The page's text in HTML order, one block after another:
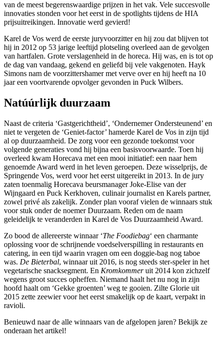
van de meest begerenswaardige prijzen in het vak. Vele succesvolle
innovaties stonden voor het eerst in de spotlights tijdens de HIA
prijsuitreikingen. Innovatie werd gevierd!
Karel de Vos werd de eerste juryvoorzitter en hij zou dat blijven tot
hij in 2012 op 53 jarige leeftijd plotseling overleed aan de gevolgen
van hartfalen. Grote verslagenheid in de horeca. Hij was, en is tot op
de dag van vandaag, gekend en geliefd bij vele vakgenoten. Hayk
Simons nam de voorzittershamer met verve over en hij heeft na 10
jaar een voortvarende opvolger gevonden in Puck Wilbers.
Natúúrlijk duurzaam
Naast de criteria ‘Gastgerichtheid’, ‘Ondernemer Ondersteunend’ en
niet te vergeten de ‘Geniet-factor’ hamerde Karel de Vos in zijn tijd
al op duurzaamheid. De zorg voor een gezonde toekomst voor
volgende generaties vond hij bijna een basisvoorwaarde. Toen hij
overleed kwam Horecava met een mooi initiatief: een naar hem
genoemde Award werd in het leven geroepen. Deze wisselprijs, de
Springende Vos, werd voor het eerst uitgereikt in 2013. In de jury
zaten toenmalig Horecava beursmanager Joke-Elise van der
Wijngaard en Puck Kerkhoven, culinair journalist en Karels partner,
zowel privé als zakelijk. Zonder plan vooraf vielen de winnaars stuk
voor stuk onder de noemer Duurzaam. Reden om de naam
geleidelijk te veranderden in Karel de Vos Duurzaamheid Award.
Zo bood de allereerste winnaar ‘The Foodiebag‘ een charmante
oplossing voor de schrijnende voedselverspilling in restaurants en
catering, in een tijd waarin vragen om een doggie-bag nog taboe
was. De Bieterbal, winnaar uit 2016, is nog steeds ster-speler in het
vegetarische snacksegment. En Kromkommeruit 2014 kon zichzelf
wegens groot succes opheffen. Niemand haalt het nu nog in zijn
hoofd haalt om ‘Gekke groenten’ weg te gooien. Zilte Glorie uit
2015 zette zeewier voor het eerst smakelijk op de kaart, verpakt in
ravioli.
Benieuwd naar de alle winnaars van de afgelopen jaren? Bekijk ze
onderaan het artikel!